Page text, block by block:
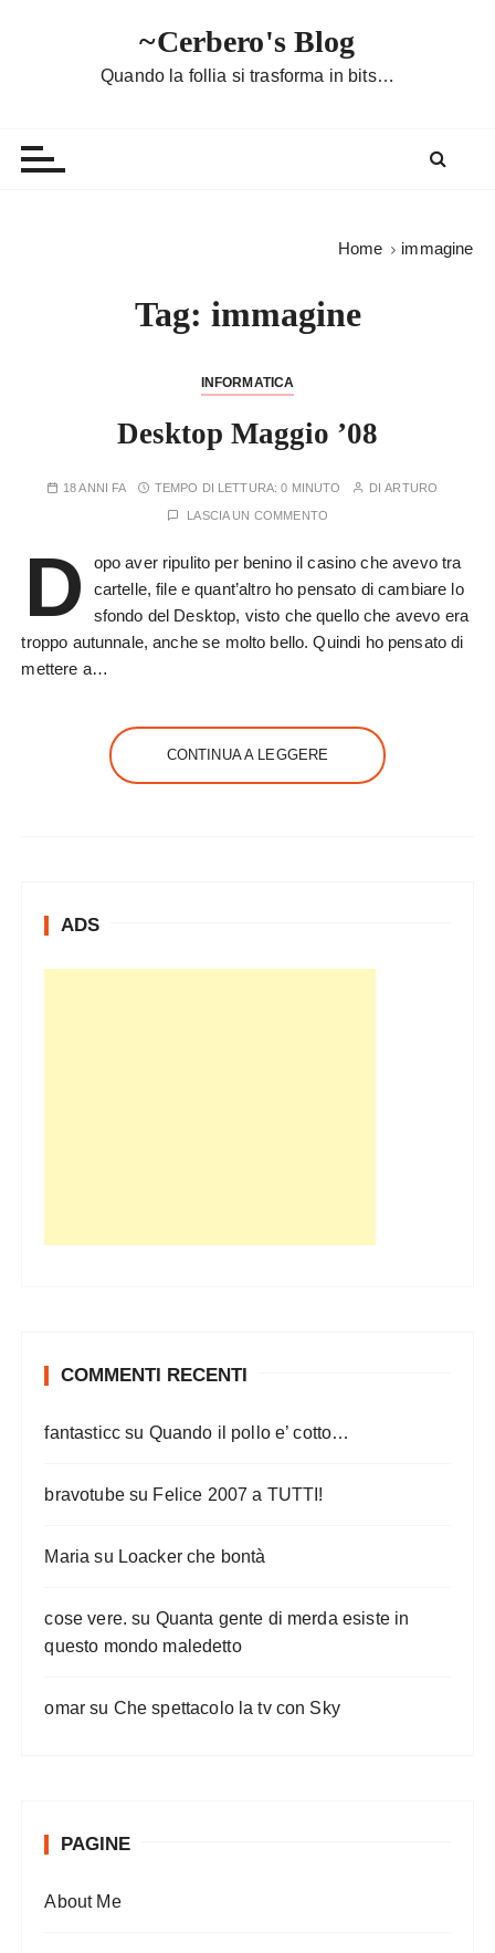
~Cerbero's Blog
Quando la follia si trasforma in bits…
Home immagine
Tag: immagine
INFORMATICA
Desktop Maggio ’08
18 ANNI FA TEMPO DI LETTURA:0 MINUTO DIARTURO
LASCIA UN COMMENTO
D
opo aver ripulito per benino il casino che avevo tra
cartelle, file e quant’altro ho pensato di cambiare lo
sfondo del Desktop, visto che quello che avevo era
troppo autunnale, anche se molto bello. Quindi ho pensato di
mettere a…
CONTINUA A LEGGERE
ADS
COMMENTI RECENTI
fantasticc su Quando il pollo e’ cotto…
bravotubesu Felice 2007 a TUTTI!
Maria su Loacker che bontà
cose vere. su Quanta gente di merda esiste in
questo mondo maledetto
omar su Che spettacolo la tv con Sky
PAGINE
About Me